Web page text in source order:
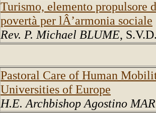
Turismo, elemento propulsore
povertà per lÂ’armonia sociale
Rev. P. Michael BLUME,
Pastoral Care of Human
Universities of Europe
H.E. Archbishop Agostino